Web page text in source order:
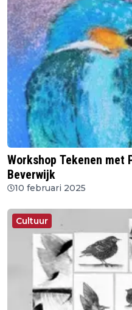
Workshop Tekenen
Beverwijk
10 februari 2025
Cultuur